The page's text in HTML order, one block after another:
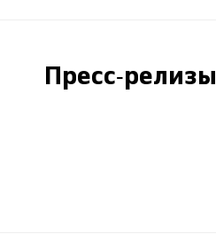
Пресс-релизы